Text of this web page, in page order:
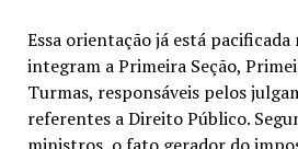
Essa orientação já está
integram a Primeira Seção,
Turmas, responsáveis pelos
referentes a Direito Público.